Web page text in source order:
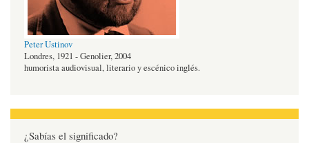
Peter Ustinov
Londres, 1921 - Genolier, 2004
humorista audiovisual, literario y escénico inglés.
¿Sabías el significado?